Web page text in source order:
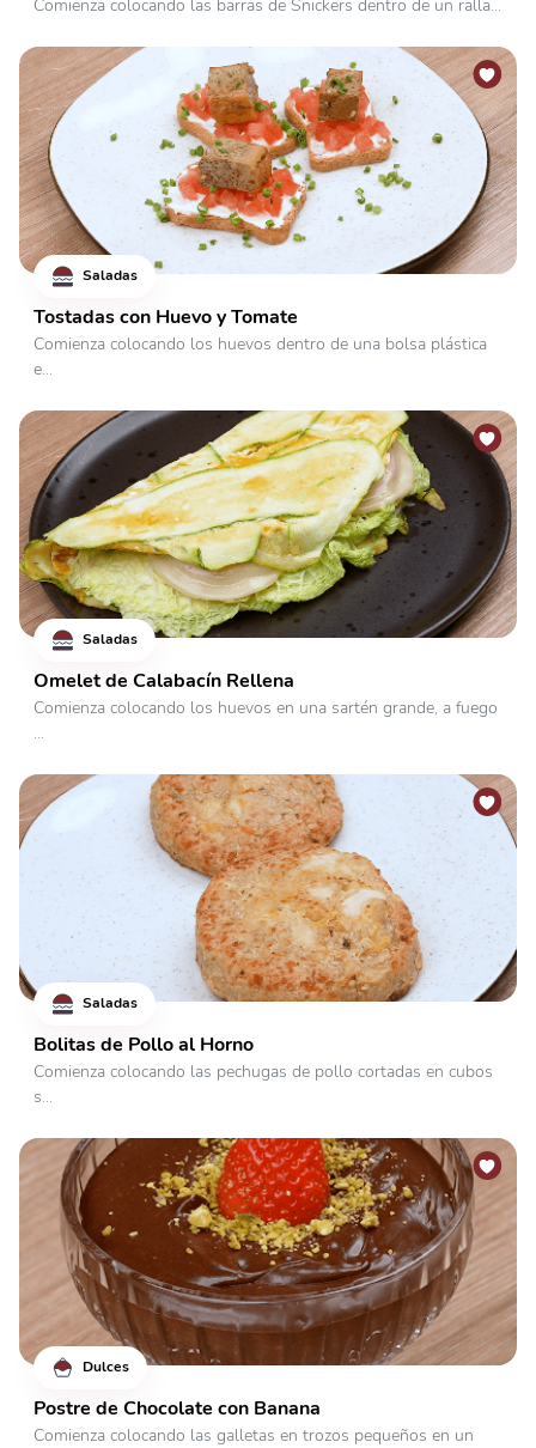
Comienza colocando las barras de Snickers dentro de un ralla...
Saladas
Tostadas con Huevo y Tomate
Comienza colocando los huevos dentro de una bolsa plástica
e...
Saladas
Omelet de Calabacín Rellena
Comienza colocando los huevos en una sartén grande, a fuego
...
Saladas
Bolitas de Pollo al Horno
Comienza colocando las pechugas de pollo cortadas en cubos
s...
Dulces
Postre de Chocolate con Banana
Comienza colocando las galletas en trozos pequeños en un